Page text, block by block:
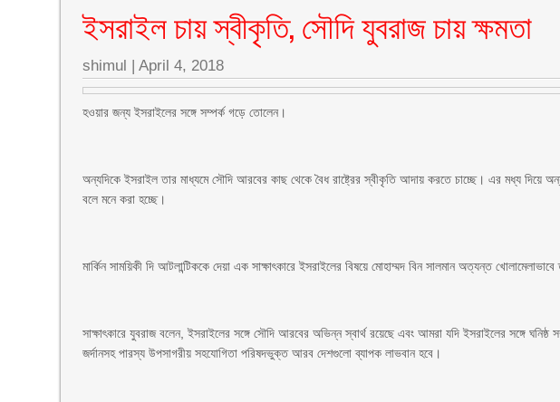
ইসরাইল চায় স্বীকৃতি, সৌদি যুবরাজ চায় ক্ষমতা
shimul |April 4, 2018
হওয়ার জন্য ইসরাইলের সঙ্গে সম্পর্ক গড়ে তোলেন।
অন্যদিকে ইসরাইল তার মাধ্যমে সৌদি আরবের কাছ থেকে বৈধ রাষ্ট্রের স্বীকৃতি আদায় করতে চাচ্ছে। এর মধ্য দিয়ে
বলে মনে করা হচ্ছে।
মার্কিন সাময়িকী দি আটলান্টিককে দেয়া এক সাক্ষাৎকারে ইসরাইলের বিষয়ে মোহাম্মদ বিন সালমান অত্যন্ত
সাক্ষাৎকারে যুবরাজ বলেন, ইসরাইলের সঙ্গে সৌদি আরবের অভিন্ন স্বার্থ রয়েছে এবং আমরা যদি ইসরাইলের সঙ্গে ঘনিষ্ঠ
জর্দানসহ পারস্য উপসাগরীয় সহযোগিতা পরিষদভুক্ত আরব দেশগুলো ব্যাপক লাভবান হবে।